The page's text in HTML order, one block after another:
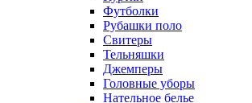
Футболки
Рубашки поло
Свитеры
Тельняшки
Джемперы
Головные уборы
Нательное белье